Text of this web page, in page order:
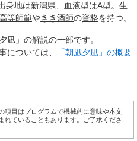
身地は新潟県、 血液型はA型。 生
等師範やきき酒師の資格を持つ。
」の解説の一部です。
については、
「朝凪夕凪」の概要
項目はプログラムで機械的に意味や本文
れていることもあります。ご了承くださ